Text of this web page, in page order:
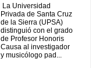
La Universidad
Privada de Santa Cruz
de la Sierra (UPSA)
distinguió con el grado
de Profesor Honoris
Causa al investigador
y musicólogo pad...